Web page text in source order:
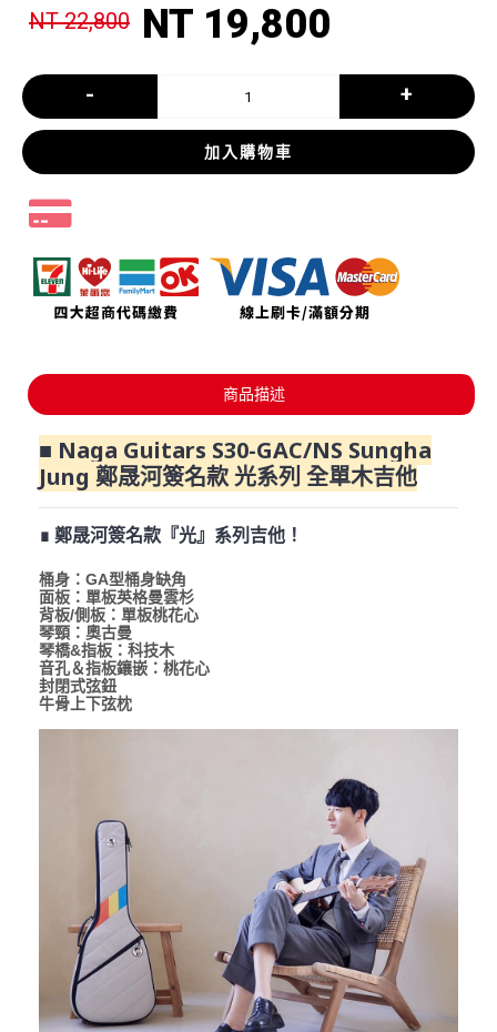
NT 22,800 NT 19,800
- +
加入購物車
商品描述
■ Naga Guitars S30-GAC/NS Sungha
Jung 鄭晟河簽名款 光系列 全單木吉他
∎ 鄭晟河簽名款『光』系列吉他！
桶身：GA型桶身缺角
面板：單板英格曼雲杉
背板/側板：單板桃花心
琴頸：奧古曼
琴橋&指板：科技木
音孔＆指板鑲嵌：桃花心
封閉式弦鈕
牛骨上下弦枕